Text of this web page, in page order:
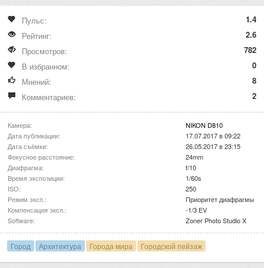
Пульс:
1.4
Рейтинг:
2.6
Просмотров:
782
В избранном:
0
Мнений:
8
Комментариев:
2
Камера:
NIKON D810
Дата публикации:
17.07.2017 в 09:22
Дата съёмки:
26.05.2017 в 23:15
Фокусное расстояние:
24mm
Диафрагма:
f/10
Время экспозиции:
1/60s
ISO:
250
Режим эксп.:
Приоритет диафрагмы
Компенсация эксп.:
-1/3 EV
Software:
Zoner Photo Studio X
Город Архитектура Города мира Городской пейзаж